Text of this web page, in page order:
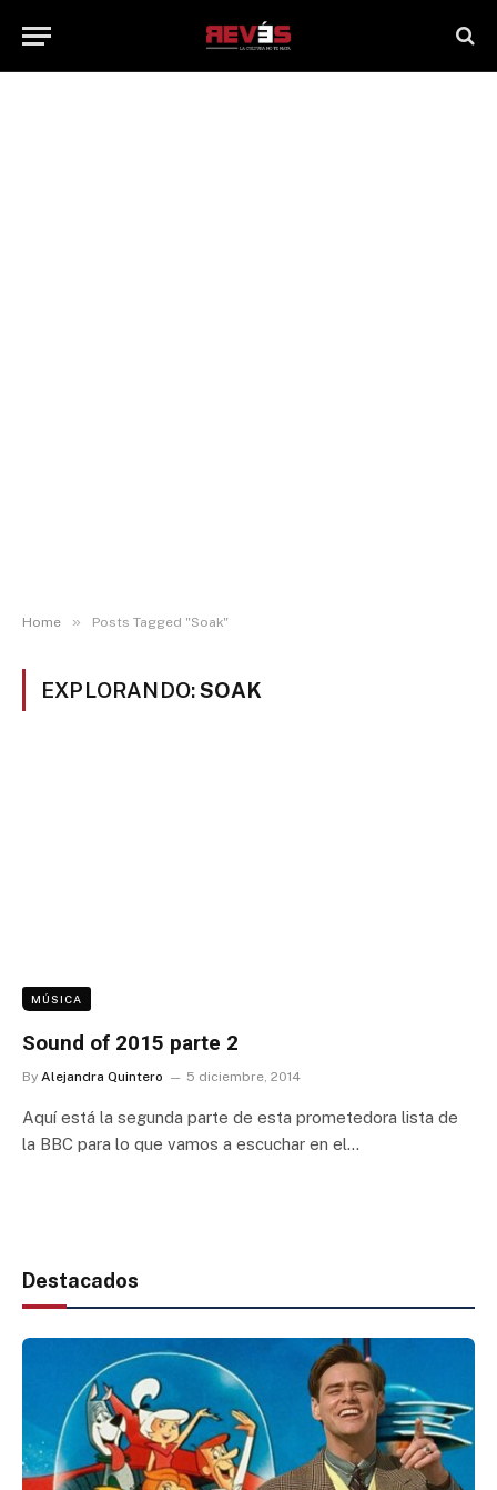
Home » Posts Tagged "Soak"
EXPLORANDO:SOAK
MÚSICA
Sound of 2015 parte 2
By Alejandra Quintero 5 diciembre, 2014
Aquí está la segunda parte de esta prometedora lista de
la BBC para lo que vamos a escuchar en el…
Destacados